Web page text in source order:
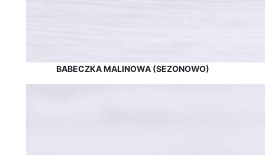
BABECZKA MALINOWA (SEZONOWO)